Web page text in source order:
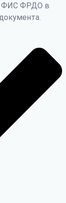
ФИС ФРДО в